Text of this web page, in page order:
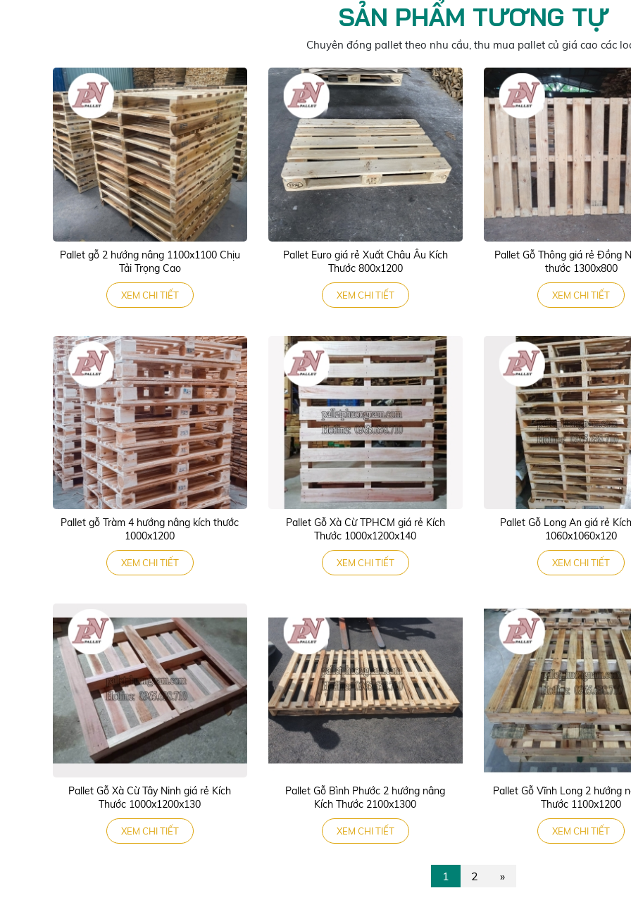
SẢN PHẨM TƯƠNG TỰ
Chuyên đóng pallet theo nhu cầu, thu mua pallet củ giá cao các
Pallet gỗ 2 hướng nâng 1100x1100 Chịu
Tải Trọng Cao
XEM CHI TIẾT
Pallet Euro giá rẻ Xuất Châu Âu Kích
Thước 800x1200
XEM CHI TIẾT
Pallet Gỗ Thông giá rẻ Đồng
thước 1300x800
XEM CHI TIẾT
Pallet gỗ Tràm 4 hướng nâng kích thước
1000x1200
XEM CHI TIẾT
Pallet Gỗ Xà Cừ TPHCM giá rẻ Kích
Thước 1000x1200x140
XEM CHI TIẾT
Pallet Gỗ Long An giá rẻ
1060x1060x120
XEM CHI TIẾT
Pallet Gỗ Xà Cừ Tây Ninh giá rẻ Kích
Thước 1000x1200x130
XEM CHI TIẾT
Pallet Gỗ Bình Phước 2 hướng nâng
Kích Thước 2100x1300
XEM CHI TIẾT
Pallet Gỗ Vĩnh Long 2 hướng
Thước 1100x1200
XEM CHI TIẾT
1 2 »